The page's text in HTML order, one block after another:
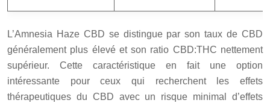
L’Amnesia Haze CBD se distingue par son taux de CBD
généralement plus élevé et son ratio CBD:THC nettement
supérieur. Cette caractéristique en fait une option
intéressante pour ceux qui recherchent les effets
thérapeutiques du CBD avec un risque minimal d’effets